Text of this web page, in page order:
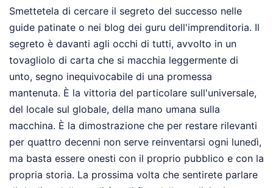
Smettetela di cercare il segreto del successo nelle
guide patinate o nei blog dei guru dell'imprenditoria. Il
segreto è davanti agli occhi di tutti, avvolto in un
tovagliolo di carta che si macchia leggermente di
unto, segno inequivocabile di una promessa
mantenuta. È la vittoria del particolare sull'universale,
del locale sul globale, della mano umana sulla
macchina. È la dimostrazione che per restare rilevanti
per quattro decenni non serve reinventarsi ogni lunedì,
ma basta essere onesti con il proprio pubblico e con la
propria storia. La prossima volta che sentirete parlare